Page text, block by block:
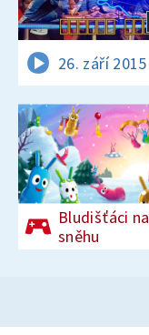
26. září 2015
Bludišťáci na
sněhu